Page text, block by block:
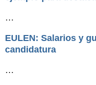
…
EULEN: Salarios y
candidatura
…